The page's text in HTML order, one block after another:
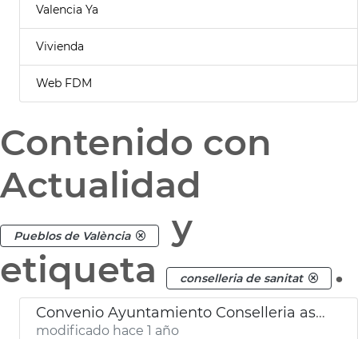
Valencia Ya
Vivienda
Web FDM
Contenido con
Actualidad
Pueblos de València
y
etiqueta
conselleria de sanitat .
Convenio Ayuntamiento Conselleria asistencia médica pedanías València
modificado hace 1 año